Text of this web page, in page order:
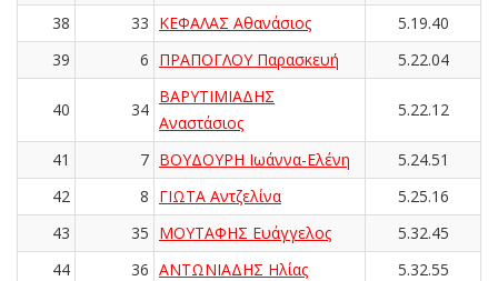
38 33 ΚΕΦΑΛΑΣ Αθανάσιος
5.19.40
39
6 ΠΡΑΠΟΓΛΟΥ Παρασκευή 5.22.04
40 34
ΒΑΡΥΤΙΜΙΑΔΗΣ
Αναστάσιος
5.22.12
41 7 ΒΟΥΔΟΥΡΗ Ιωάννα-Ελένη
5.24.51
42
8 ΓΙΩΤΑ Αντζελίνα
5.25.16
43
35 ΜΟΥΤΑΦΗΣ Ευάγγελος
5.32.45
44
36 ΑΝΤΩΝΙΑΔΗΣ Ηλίας 5.32.55